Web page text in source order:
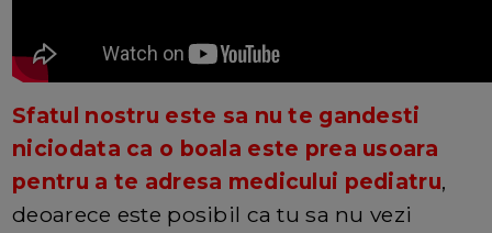
Sfatul nostru este sa nu te gandesti
niciodata ca o boala este prea usoara
pentru a te adresa medicului pediatru,
deoarece este posibil ca tu sa nu vezi